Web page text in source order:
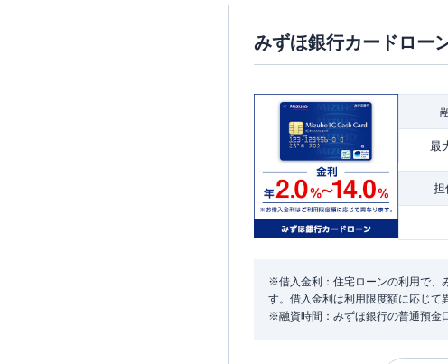
みずほ銀行カードロー
最
担
※借入金利：住宅ローンの利用で、
す。借入金利は利用限度額に応じて
※融資時間：みずほ銀行の普通預金